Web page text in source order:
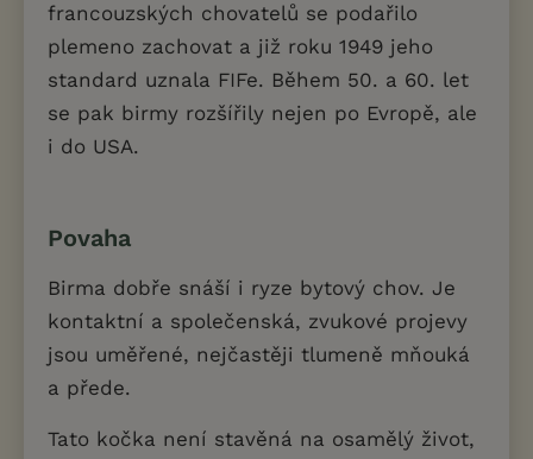
francouzských chovatelů se podařilo
plemeno zachovat a již roku 1949 jeho
standard uznala FIFe. Během 50. a 60. let
se pak birmy rozšířily nejen po Evropě, ale
i do USA.
Povaha
Birma dobře snáší i ryze bytový chov. Je
kontaktní a společenská, zvukové projevy
jsou uměřené, nejčastěji tlumeně mňouká
a přede.
Tato kočka není stavěná na osamělý život,